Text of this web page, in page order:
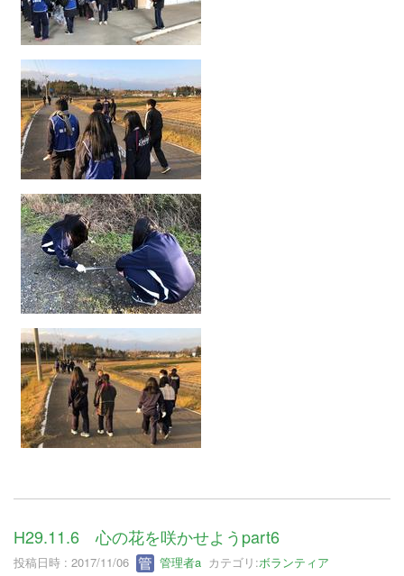
H29.11.6 心の花を咲かせようpart6
投稿日時 : 2017/11/06 管理者a カテゴリ:ボランティア